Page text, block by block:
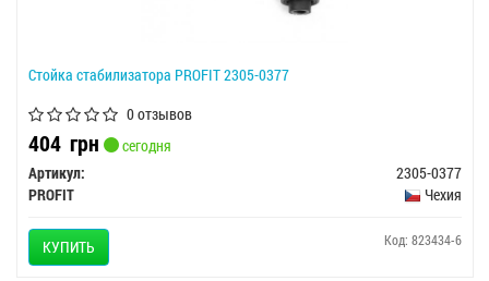
Стойка стабилизатора PROFIT 2305-0377
0 отзывов
404 грн
сегодня
Артикул:
2305-0377
PROFIT
Чехия
КУПИТЬ Код: 823434-6